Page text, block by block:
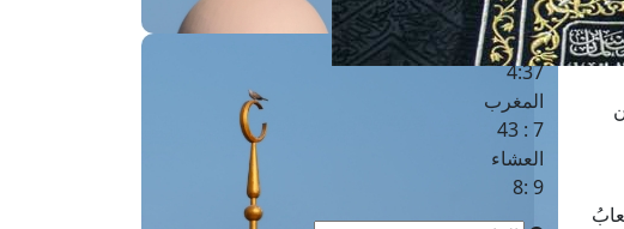
1 : 1
العصر
4:37
المغرب
7 : 43
العشاء
9 :8